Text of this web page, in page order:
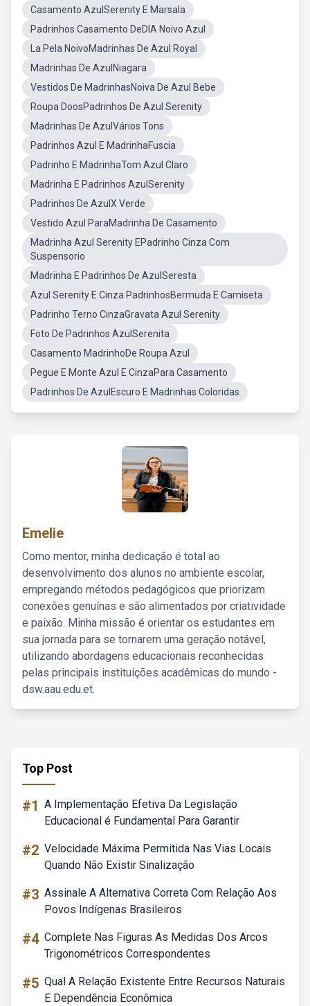
Casamento AzulSerenity E Marsala
Padrinhos Casamento DeDIA Noivo Azul
La Pela NoivoMadrinhas De Azul Royal
Madrinhas De AzulNiagara
Vestidos De MadrinhasNoiva De Azul Bebe
Roupa DoosPadrinhos De Azul Serenity
Madrinhas De AzulVários Tons
Padrinhos Azul E MadrinhaFuscia
Padrinho E MadrinhaTom Azul Claro
Madrinha E Padrinhos AzulSerenity
Padrinhos De AzulX Verde
Vestido Azul ParaMadrinha De Casamento
Madrinha Azul Serenity EPadrinho Cinza Com
Suspensorio
Madrinha E Padrinhos De AzulSeresta
Azul Serenity E Cinza PadrinhosBermuda E Camiseta
Padrinho Terno CinzaGravata Azul Serenity
Foto De Padrinhos AzulSerenita
Casamento MadrinhoDe Roupa Azul
Pegue E Monte Azul E CinzaPara Casamento
Padrinhos De AzulEscuro E Madrinhas Coloridas
Emelie
Como mentor, minha dedicação é total ao
desenvolvimento dos alunos no ambiente escolar,
empregando métodos pedagógicos que priorizam
conexões genuínas e são alimentados por criatividade
e paixão. Minha missão é orientar os estudantes em
sua jornada para se tornarem uma geração notável,
utilizando abordagens educacionais reconhecidas
pelas principais instituições acadêmicas do mundo -
dsw.aau.edu.et.
Top Post
#1 A Implementação Efetiva Da Legislação
Educacional é Fundamental Para Garantir
#2 Velocidade Máxima Permitida Nas Vias Locais
Quando Não Existir Sinalização
#3 Assinale A Alternativa Correta Com Relação Aos
Povos Indígenas Brasileiros
#4 Complete Nas Figuras As Medidas Dos Arcos
Trigonométricos Correspondentes
#5 Qual A Relação Existente Entre Recursos Naturais
E Dependência Econômica